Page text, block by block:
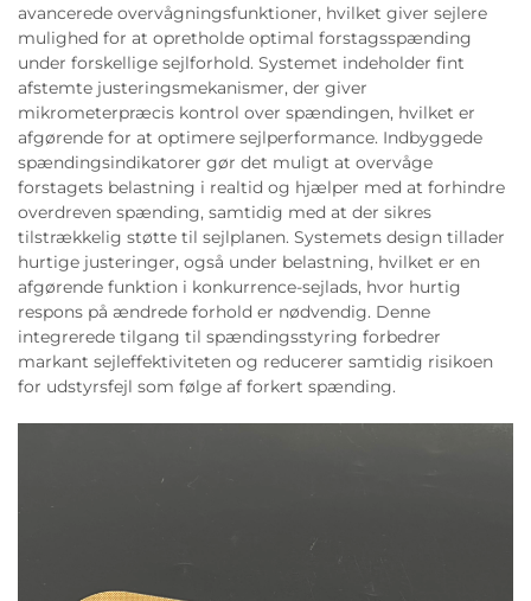
avancerede overvågningsfunktioner, hvilket giver sejlere
mulighed for at opretholde optimal forstagsspænding
under forskellige sejlforhold. Systemet indeholder fint
afstemte justeringsmekanismer, der giver
mikrometerpræcis kontrol over spændingen, hvilket er
afgørende for at optimere sejlperformance. Indbyggede
spændingsindikatorer gør det muligt at overvåge
forstagets belastning i realtid og hjælper med at forhindre
overdreven spænding, samtidig med at der sikres
tilstrækkelig støtte til sejlplanen. Systemets design tillader
hurtige justeringer, også under belastning, hvilket er en
afgørende funktion i konkurrence-sejlads, hvor hurtig
respons på ændrede forhold er nødvendig. Denne
integrerede tilgang til spændingsstyring forbedrer
markant sejleffektiviteten og reducerer samtidig risikoen
for udstyrsfejl som følge af forkert spænding.